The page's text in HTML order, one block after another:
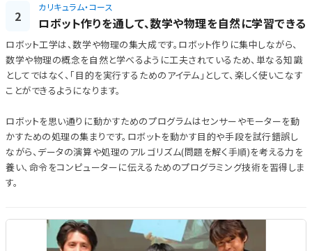
2
カリキュラム・コース
ロボット作りを通して、数学や物理を自然に学習できる
ロボット工学は、数学や物理の集大成です。ロボット作りに集中しながら、
数学や物理の概念を自然と学べるように工夫されているため、単なる知識
としてではなく、「目的を実行するためのアイテム」として、楽しく使いこなす
ことができるようになります。
ロボットを思い通りに動かすためのプログラムはセンサーやモーターを動
かすための処理の集まりです。ロボットを動かす目的や手段を試行錯誤し
ながら、データの演算や処理のアルゴリズム(問題を解く手順)を考える力を
養い、命令をコンピューターに伝えるためのプログラミング技術を習得しま
す。